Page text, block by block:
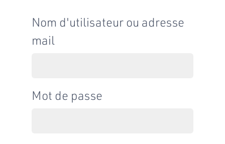
Nom d'utilisateur ou adresse
mail
Mot de passe